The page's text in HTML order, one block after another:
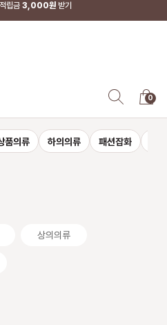
립금 3,000원받기
0
품의류 하의의류 패션잡화
상의의류